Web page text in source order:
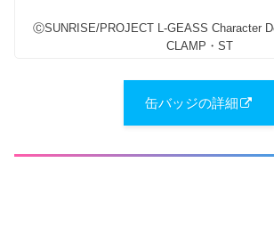
ⒸSUNRISE/PROJECT L-GEASS Character
CLAMP・ST
缶バッジの詳細